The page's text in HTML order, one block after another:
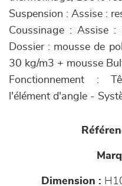
Suspension : Assise :
Coussinage : Assise
Dossier : mousse de
30 kg/m3 + mousse
Fonctionnement :
l'élément d'angle -
Dimension :